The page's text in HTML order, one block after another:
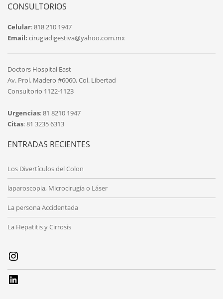
CONSULTORIOS
Celular: 818 210 1947
Email: cirugiadigestiva@yahoo.com.mx
Doctors Hospital East
Av. Prol. Madero #6060, Col. Libertad
Consultorio 1122-1123
Urgencias: 81 8210 1947
Citas: 81 3235 6313
ENTRADAS RECIENTES
Los Divertículos del Colon
laparoscopia, Microcirugía o Láser
La persona Accidentada
La Hepatitis y Cirrosis